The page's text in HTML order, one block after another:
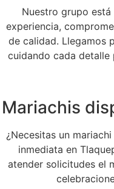
Nuestro grupo
experiencia,
de calidad. Llegamos
cuidando cada
Mariachis
¿Necesitas un
inmediata en
atender solicitudes el